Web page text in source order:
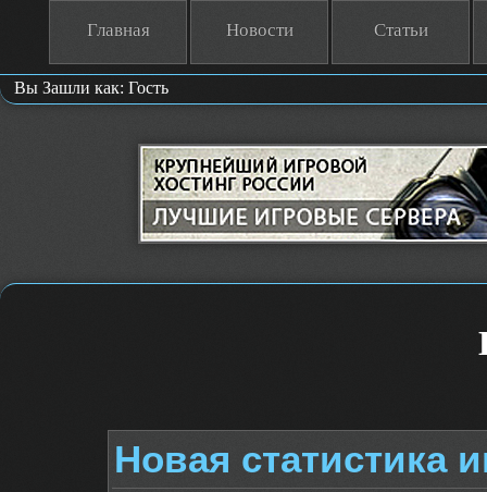
Главная Новости Статьи
Вы Зашли как: Гость
Новая статистика